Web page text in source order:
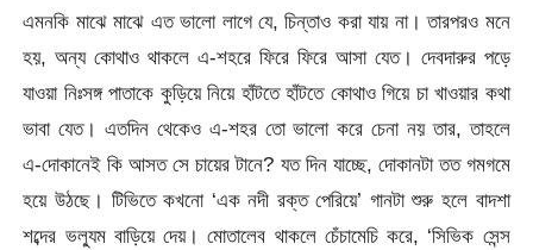
এমনকি মাঝে মাঝে এত ভালো লাগে যে, চিন্তাও করা যায় না। তারপরও মনে
হয়, অন্য কোথাও থাকলে এ-শহরে ফিরে ফিরে আসা যেত। দেবদারুর পড়ে
যাওয়া নিঃসঙ্গ পাতাকে কুড়িয়ে নিয়ে হাঁটতে হাঁটতে কোথাও গিয়ে চা খাওয়ার কথা
ভাবা যেত। এতদিন থেকেও এ-শহর তো ভালো করে চেনা নয় তার, তাহলে
এ-দোকানেই কি আসত সে চায়ের টানে? যত দিন যাচ্ছে, দোকানটা তত গমগমে
হয়ে উঠছে। টিভিতে কখনো ‘এক নদী রক্ত পেরিয়ে’ গানটা শুরু হলে বাদশা
শব্দের ভল্যুম বাড়িয়ে দেয়। মোতালেব থাকলে চেঁচামেচি করে, ‘সিভিক সেন্স